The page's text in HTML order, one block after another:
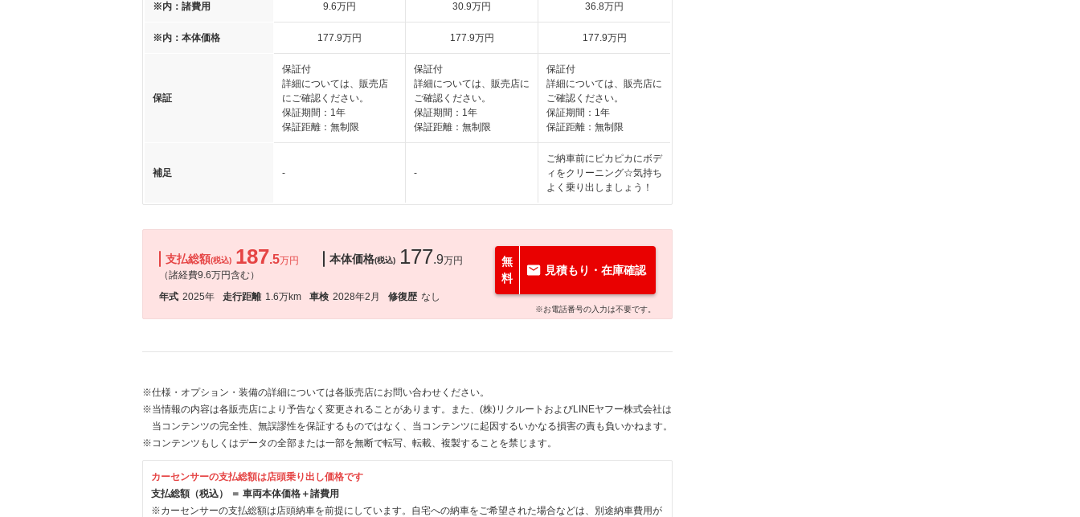
※内：諸費用 9.6万円 30.9万円 36.8万円
※内：本体価格 177.9万円 177.9万円 177.9万円
保証
保証付
詳細については、販売店
にご確認ください。
保証期間：1年
保証距離：無制限
保証付
詳細については、販売店に
ご確認ください。
保証期間：1年
保証距離：無制限
保証付
詳細については、販売店に
ご確認ください。
保証期間：1年
保証距離：無制限
補足 - -
ご納車前にピカピカにボデ
ィをクリーニング☆気持ち
よく乗り出しましょう！
支払総額(税込) 187.5万円
（諸経費9.6万円含む）
本体価格(税込) 177.9万円
年式 2025年 走行距離 1.6万km 車検 2028年2月 修復歴 なし
無
料
見積もり・在庫確認
※お電話番号の入力は不要です。
※仕様・オプション・装備の詳細については各販売店にお問い合わせください。
※当情報の内容は各販売店により予告なく変更されることがあります。また、(株)リクルートおよびLINEヤフー株式会社は
当コンテンツの完全性、無誤謬性を保証するものではなく、当コンテンツに起因するいかなる損害の責も負いかねます。
※コンテンツもしくはデータの全部または一部を無断で転写、転載、複製することを禁じます。
カーセンサーの支払総額は店頭乗り出し価格です
支払総額（税込） ＝ 車両本体価格＋諸費用
※カーセンサーの支払総額は店頭納車を前提にしています。自宅への納車をご希望された場合などは、別途納車費用が